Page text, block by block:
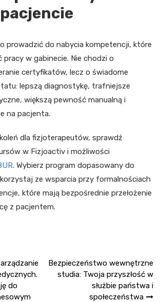
prowadzić do nabycia kompetencji, które
pracy w gabinecie. Nie chodzi o
certyfikatów, lecz o świadome
lepszą diagnostykę, trafniejsze
większą pewność manualną i
na pacjenta.
dla fizjoterapeutów, sprawdź
w Fizjoactiv i możliwości
. Wybierz program dopasowany do
ze wsparcia przy formalnościach
które mają bezpośrednie przełożenie
z pacjentem.
do
Bezpieczeństwo wewnętrzne
studia: Twoja przyszłość w
służbie państwa i
społeczeństwa